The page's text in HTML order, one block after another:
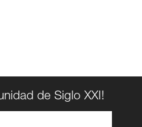
de Siglo XXI!